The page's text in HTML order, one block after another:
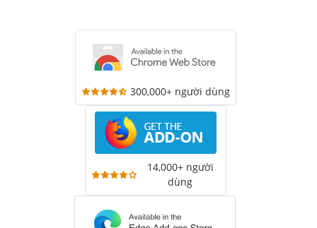
300,000+ người dùng
14,000+ người
dùng